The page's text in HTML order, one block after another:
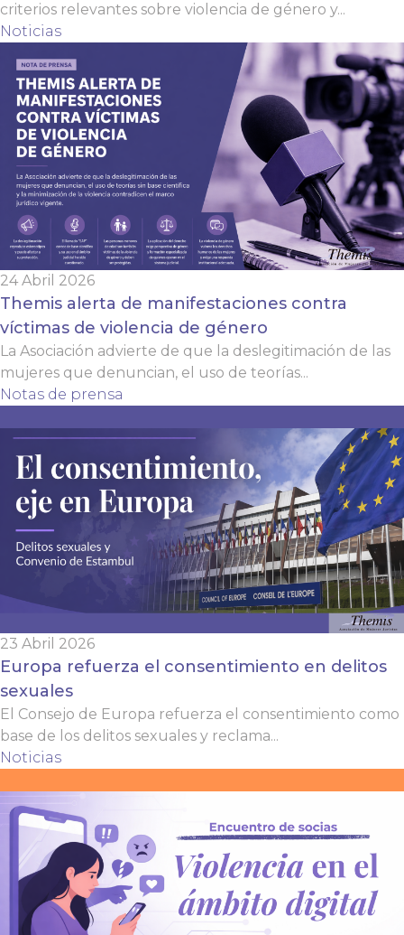
criterios relevantes sobre violencia de género y...
Noticias
24 Abril 2026
Themis alerta de manifestaciones contra
víctimas de violencia de género
La Asociación advierte de que la deslegitimación de las
mujeres que denuncian, el uso de teorías...
Notas de prensa
23 Abril 2026
Europa refuerza el consentimiento en delitos
sexuales
El Consejo de Europa refuerza el consentimiento como
base de los delitos sexuales y reclama...
Noticias